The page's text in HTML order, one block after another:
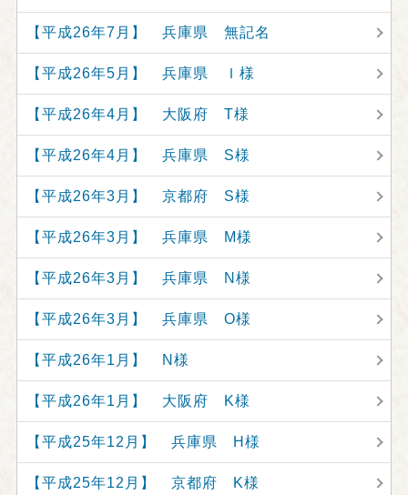
【平成26年7月】 兵庫県 無記名
【平成26年5月】 兵庫県 Ｉ様
【平成26年4月】 大阪府 T様
【平成26年4月】 兵庫県 S様
【平成26年3月】 京都府 S様
【平成26年3月】 兵庫県 M様
【平成26年3月】 兵庫県 N様
【平成26年3月】 兵庫県 O様
【平成26年1月】 N様
【平成26年1月】 大阪府 K様
【平成25年12月】 兵庫県 H様
【平成25年12月】 京都府 K様